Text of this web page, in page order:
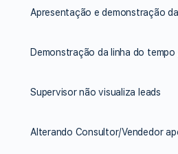
Supervisor não visualiza leads